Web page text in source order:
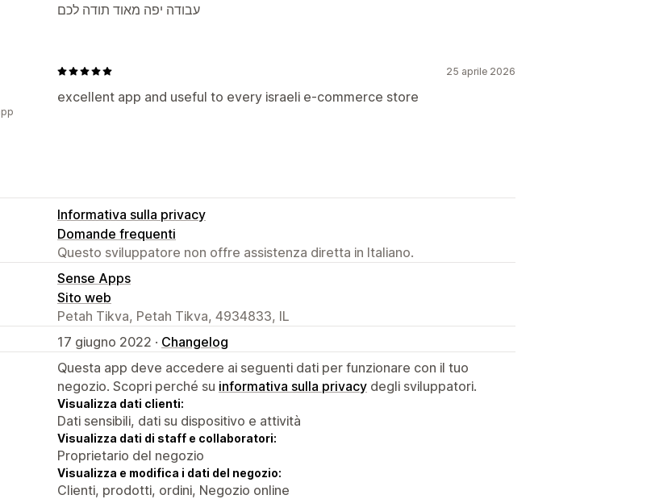
עבודה יפה מאוד תודה לכם
25 aprile 2026
excellent app and useful to every israeli e-commerce store
Informativa sulla privacy
Domande frequenti
Questo sviluppatore non offre assistenza diretta in Italiano.
Sense Apps
Sito web
Petah Tikva, Petah Tikva, 4934833, IL
17 giugno 2022 · Changelog
Questa app deve accedere ai seguenti dati per funzionare con il tuo
negozio. Scopri perché su informativa sulla privacy degli sviluppatori.
Visualizza dati clienti:
Dati sensibili, dati su dispositivo e attività
Visualizza dati di staff e collaboratori:
Proprietario del negozio
Visualizza e modifica i dati del negozio:
Clienti, prodotti, ordini, Negozio online